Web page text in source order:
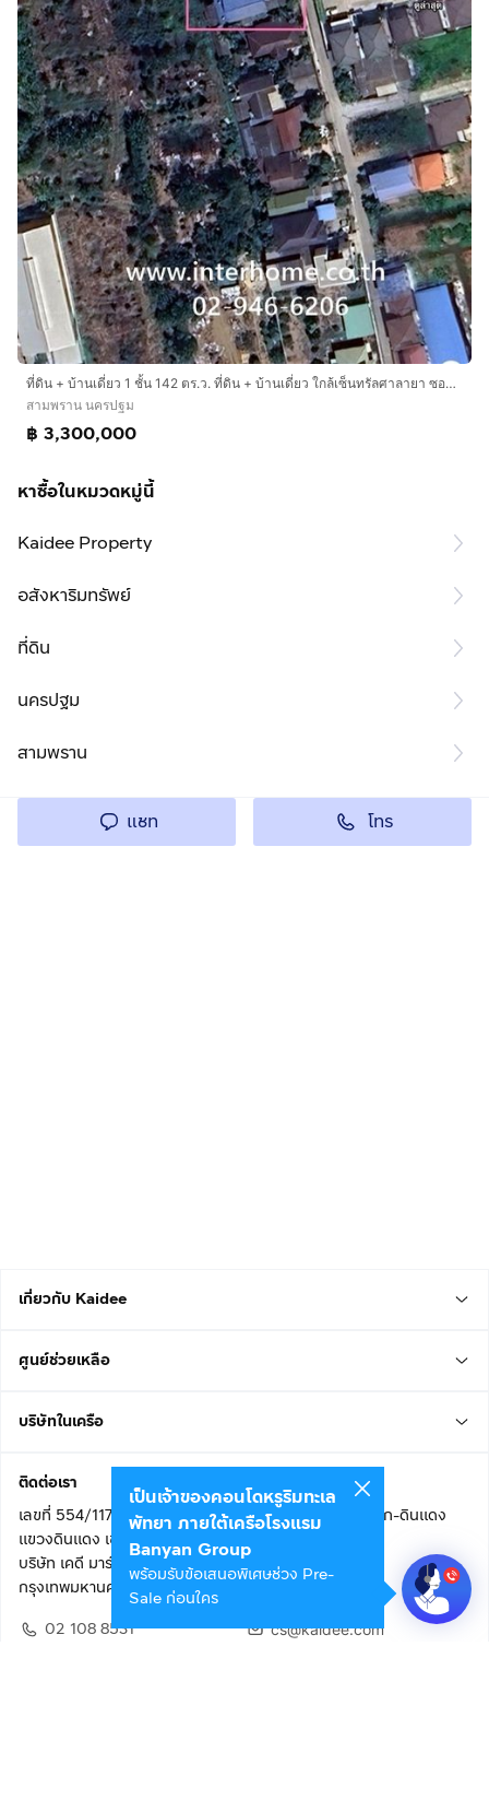
ที่ดิน + บ้านเดี่ยว 1 ชั้น 142 ตร.ว. ที่ดิน + บ้านเดี่ยว ใกล้เซ็นทรัลศาลายา ซอยบางระทึก3 ถนนพุทธมณฑลสาย5 ถนนพุทธสาคร สามพราน นครปฐม
สามพราน นครปฐม
฿ 3,300,000
หาซื้อในหมวดหมู่นี้
Kaidee Property
อสังหาริมทรัพย์
ที่ดิน
นครปฐม
สามพราน
แชท โทร
เกี่ยวกับ Kaidee
ศูนย์ช่วยเหลือ
บริษัทในเครือ
ติดต่อเรา
เลขที่ 554/117 อาคารสกายไนน์ เซ็นเตอร์ ชั้น 22 ถนนอโศก-ดินแดง
แขวงดินแดง เขตดินแดง
บริษัท เคดี มาร์เก็ตเพลส จำกัด (สำนักงานใหญ่)
กรุงเทพมหานคร 10400
02 108 8531
cs@kaidee.com
เป็นเจ้าของคอนโดหรูริมทะเล
พัทยา ภายใต้เครือโรงแรม
Banyan Group
พร้อมรับข้อเสนอพิเศษช่วง Pre-
Sale ก่อนใคร